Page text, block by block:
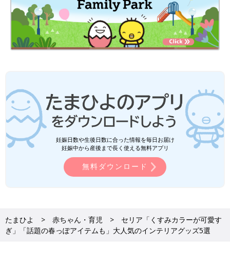
妊娠日数や生後日数に合った情報を毎日お届け
妊娠中から産後まで長く使える無料アプリ
無料ダウンロード
たまひよ 赤ちゃん・育児
セリア「くすみカラーが可愛す
ぎ」「話題の春っぽアイテムも」大人気のインテリアグッズ5選